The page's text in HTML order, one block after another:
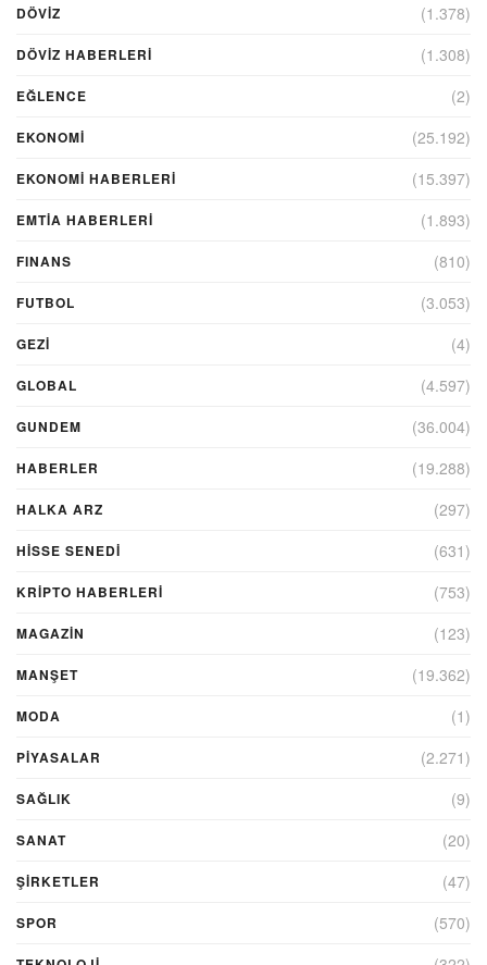
DÖVİZ (1.378)
DÖVIZ HABERLERI (1.308)
EĞLENCE (2)
EKONOMİ (25.192)
EKONOMI HABERLERI (15.397)
EMTIA HABERLERI (1.893)
FINANS (810)
FUTBOL (3.053)
GEZI (4)
GLOBAL (4.597)
GUNDEM (36.004)
HABERLER (19.288)
HALKA ARZ (297)
HİSSE SENEDİ (631)
KRIPTO HABERLERI (753)
MAGAZİN (123)
MANŞET (19.362)
MODA (1)
PİYASALAR (2.271)
SAĞLIK (9)
SANAT (20)
ŞIRKETLER (47)
SPOR (570)